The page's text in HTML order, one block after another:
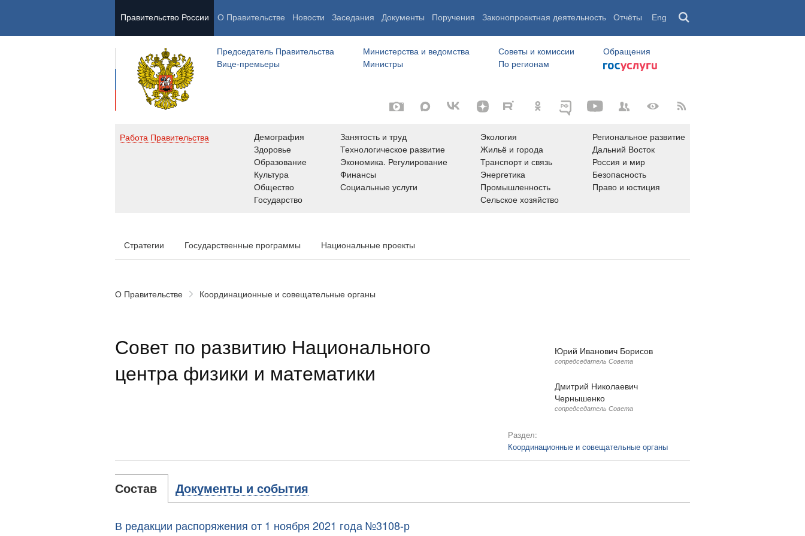
Правительство России О Правительстве Новости Заседания Документы Поручения Законопроектная деятельность Отчёты Eng
Председатель Правительства
Вице-премьеры
Министерства и ведомства
Министры
Советы и комиссии
По регионам
Обращения
Работа Правительства
Демография
Здоровье
Образование
Культура
Общество
Государство
Занятость и труд
Технологическое развитие
Экономика. Регулирование
Финансы
Социальные услуги
Экология
Жильё и города
Транспорт и связь
Энергетика
Промышленность
Сельское хозяйство
Региональное развитие
Дальний Восток
Россия и мир
Безопасность
Право и юстиция
Стратегии Государственные программы Национальные проекты
О Правительстве Координационные и совещательные органы
Совет по развитию Национального
центра физики и математики
Юрий Иванович Борисов
сопредседатель Совета
Дмитрий Николаевич
Чернышенко
сопредседатель Совета
Раздел:
Координационные и совещательные органы
Состав Документы и события
В редакции распоряжения от 1 ноября 2021 года №3108-р